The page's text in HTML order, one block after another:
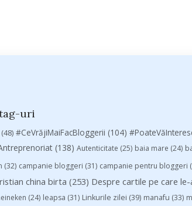
uri
(48) #CeVrăjiMaiFacBloggerii (104)
(138) Autenticitate (25) baia mare (24)
(32) campanie bloggeri (31) campanie pentru bloggeri
china birta (253) Despre cartile pe care
(24) leapsa (31) Linkurile zilei (39) manafu (33)